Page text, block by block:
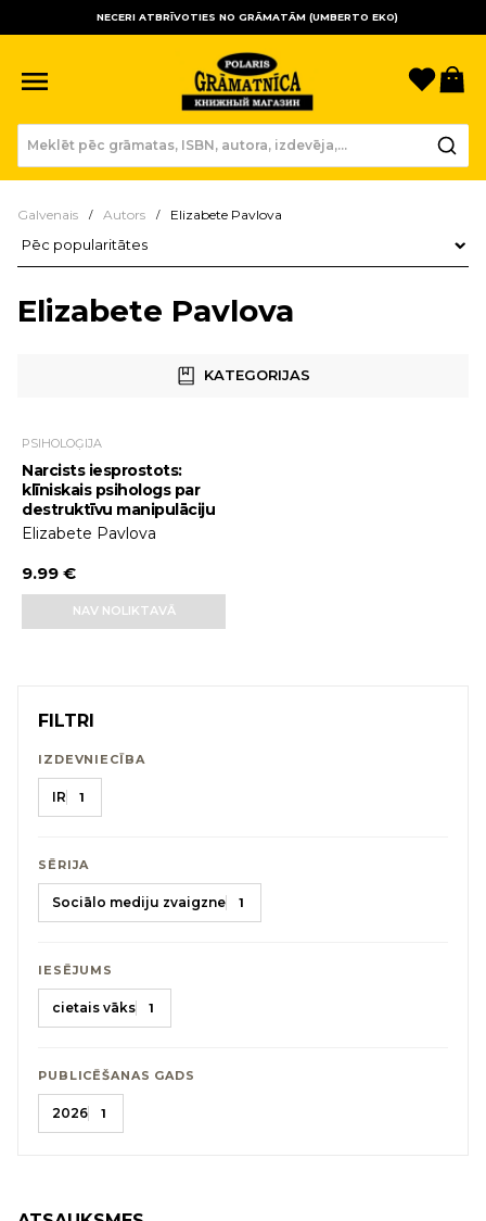
NECERI ATBRĪVOTIES NO GRĀMATĀM (UMBERTO EKO)
Galvenais Autors Elizabete Pavlova
Elizabete Pavlova
KATEGORIJAS
FILTRI
IZDEVNIECĪBA
IR 1
SĒRIJA
Sociālo mediju zvaigzne 1
IESĒJUMS
cietais vāks 1
PUBLICĒŠANAS GADS
2026 1
PSIHOLOĢIJA
Narcists iesprostots:
klīniskais psihologs par
destruktīvu manipulāciju
Elizabete Pavlova
9.99 €
NAV NOLIKTAVĀ